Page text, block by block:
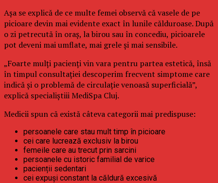
Așa se explică de ce multe femei observă că vasele de pe
picioare devin mai evidente exact în lunile călduroase. După
o zi petrecută în oraș, la birou sau în concediu, picioarele
pot deveni mai umflate, mai grele și mai sensibile.
„Foarte mulți pacienți vin vara pentru partea estetică, însă
în timpul consultației descoperim frecvent simptome care
indică și o problemă de circulație venoasă superficială”,
explică specialiștiii MediSpa Cluj.
Medicii spun că există câteva categorii mai predispuse:
persoanele care stau mult timp în picioare
cei care lucrează exclusiv la birou
femeile care au trecut prin sarcini
persoanele cu istoric familial de varice
pacienții sedentari
cei expuși constant la căldură excesivă